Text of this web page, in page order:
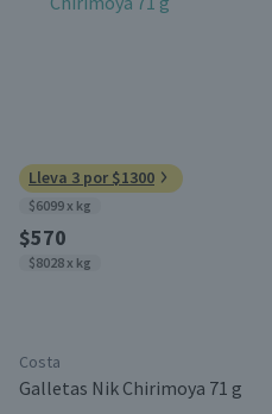
Lleva 3 por $1300
$6099 x kg
$570
$8028 x kg
Costa
Galletas Nik Chirimoya 71 g